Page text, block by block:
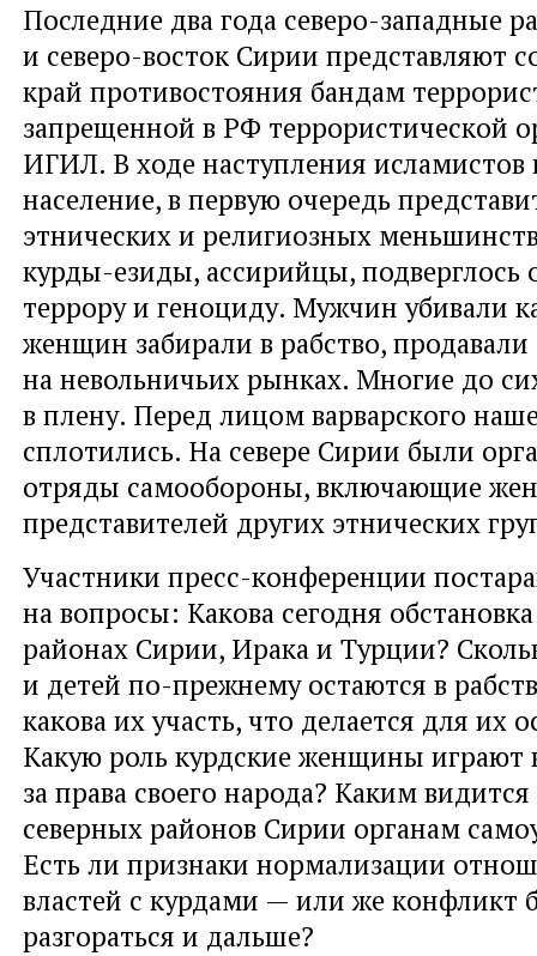
Последние два года северо-западные
и северо-восток Сирии представляют
край противостояния бандам
запрещенной в РФ террористической
ИГИЛ. В ходе наступления исламистов
население, в первую очередь
этнических и религиозных
курды-езиды, ассирийцы, подверглось
террору и геноциду. Мужчин убивали
женщин забирали в рабство, продавали
на невольничьих рынках. Многие до
в плену. Перед лицом варварского
сплотились. На севере Сирии были
отряды самообороны, включающие
представителей других этнических
Участники пресс-конференции
на вопросы: Какова сегодня
районах Сирии, Ирака и Турции?
и детей по-прежнему остаются в
какова их участь, что делается для их
Какую роль курдские женщины играют
за права своего народа? Каким
северных районов Сирии органам
Есть ли признаки нормализации
властей с курдами — или же конфликт
разгораться и дальше?